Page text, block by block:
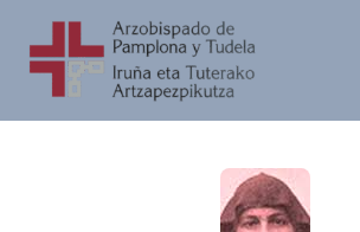
contenido